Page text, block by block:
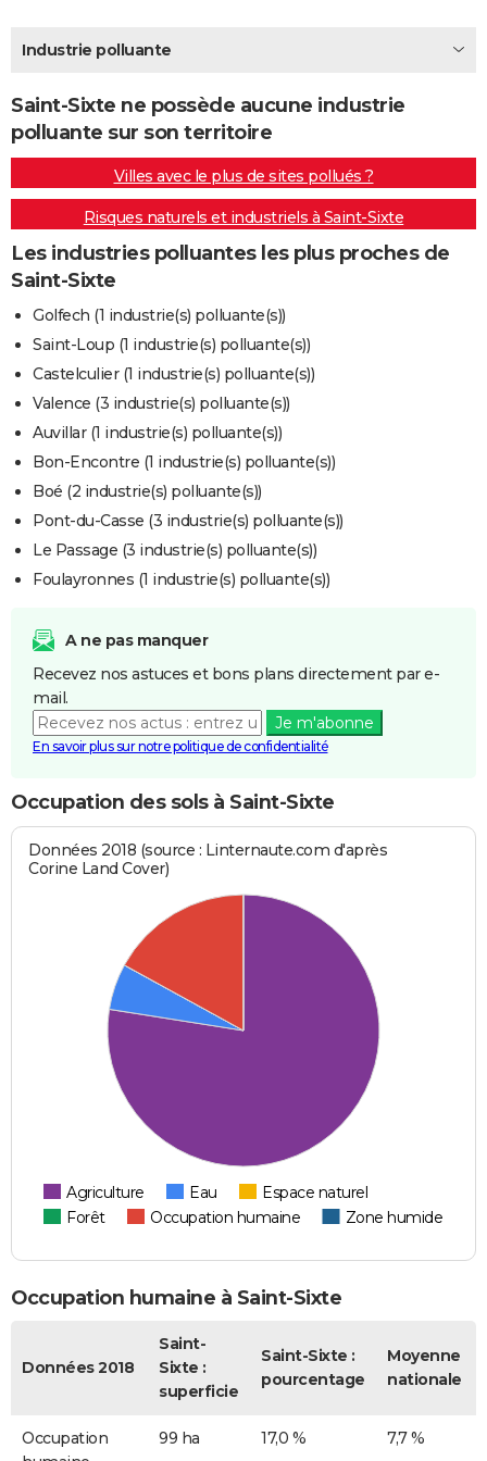
BONS PLANS
CARTE DE VOEUX
Carte de Noël
Carte Bonne année
Carte Saint-Valentin
Carte Pâques
Carte d'anniversaire
DICTIONNAIRE
Dictionnaire
Biographies
Citations
Expressions
Proverbes
PROGRAMME TV
COPAINS D'AVANT
Service militaire
Avis de recherche
AVIS DE DÉCÈS
FORUM
Industrie polluante
Saint-Sixte ne possède aucune industrie
polluante sur son territoire
Villes avec le plus de sites pollués ?
Risques naturels et industriels à Saint-Sixte
Les industries polluantes les plus proches de
Saint-Sixte
Golfech (1 industrie(s) polluante(s))
Saint-Loup (1 industrie(s) polluante(s))
Castelculier (1 industrie(s) polluante(s))
Valence (3 industrie(s) polluante(s))
Auvillar (1 industrie(s) polluante(s))
Bon-Encontre (1 industrie(s) polluante(s))
Boé (2 industrie(s) polluante(s))
Pont-du-Casse (3 industrie(s) polluante(s))
Le Passage (3 industrie(s) polluante(s))
Foulayronnes (1 industrie(s) polluante(s))
A ne pas manquer
Recevez nos astuces et bons plans directement par e-
mail.
Je m'abonne
En savoir plus sur notre politique de confidentialité
Occupation des sols à Saint-Sixte
Données 2018 (source : Linternaute.com d'après
Corine Land Cover)
Agriculture Eau
Espace naturel
Forêt
Occupation humaine Zone humide
Occupation humaine à Saint-Sixte
Données 2018
Saint-
Sixte :
superficie
Saint-Sixte :
pourcentage
Moyenne
nationale
Occupation
99 ha 17,0 % 7,7 %